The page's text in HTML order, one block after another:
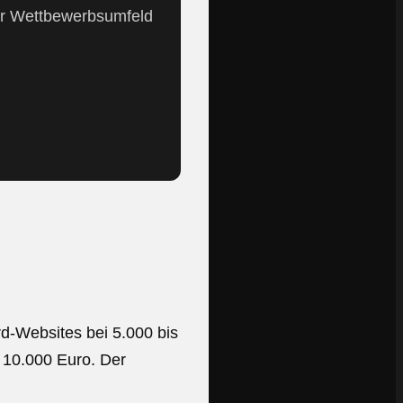
Wettbewerbsumfeld
Websites bei 5.000 bis
Euro. Der